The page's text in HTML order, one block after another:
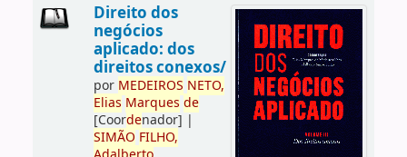
Direito dos
negócios
aplicado: dos
direitos conexos/
por MEDEIROS NETO,
Elias Marques de
[Coordenador] |
SIMÃO FILHO,